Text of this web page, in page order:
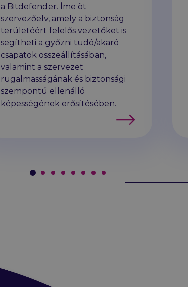
a Bitdefender. Íme öt
szervezőelv, amely a biztonság
területéért felelős vezetőket is
segítheti a győzni tudó/akaró
csapatok összeállításában,
valamint a szervezet
rugalmasságának és biztonsági
szempontú ellenálló
képességének erősítésében.
Tovább
Oldal #1
Oldal #2
Oldal #3
Oldal #4
Oldal #5
Oldal #6
Oldal #7
Oldal #8